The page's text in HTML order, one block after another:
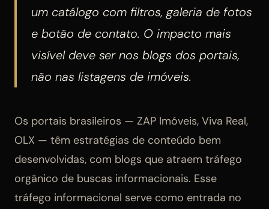
um catálogo com filtros, galeria de fotos
e botão de contato. O impacto mais
visível deve ser nos blogs dos portais,
não nas listagens de imóveis.
Os portais brasileiros — ZAP Imóveis, Viva Real,
OLX — têm estratégias de conteúdo bem
desenvolvidas, com blogs que atraem tráfego
orgânico de buscas informacionais. Esse
tráfego informacional serve como entrada no